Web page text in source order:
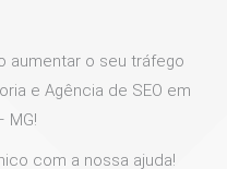
aumentar o seu tráfego
e Agência de SEO em
MG!
com a nossa ajuda!